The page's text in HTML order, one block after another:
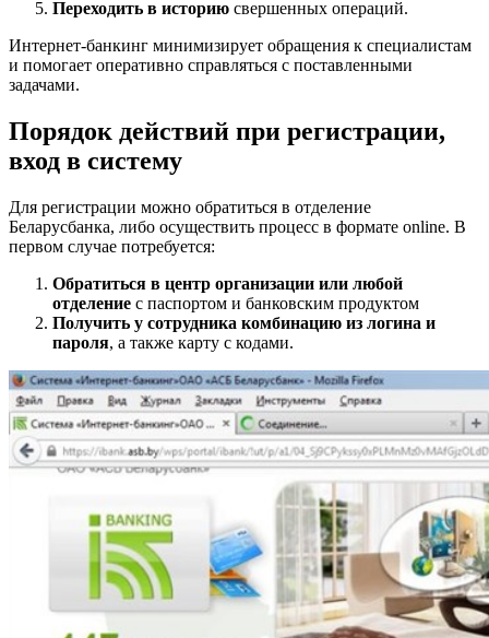
Переходить в историю свершенных операций.
Интернет-банкинг минимизирует обращения к специалистам
и помогает оперативно справляться с поставленными
задачами.
Порядок действий при регистрации,
вход в систему
Для регистрации можно обратиться в отделение
Беларусбанка, либо осуществить процесс в формате online. В
первом случае потребуется:
Обратиться в центр организации или любой
отделение с паспортом и банковским продуктом
Получить у сотрудника комбинацию из логина и
пароля, а также карту с кодами.